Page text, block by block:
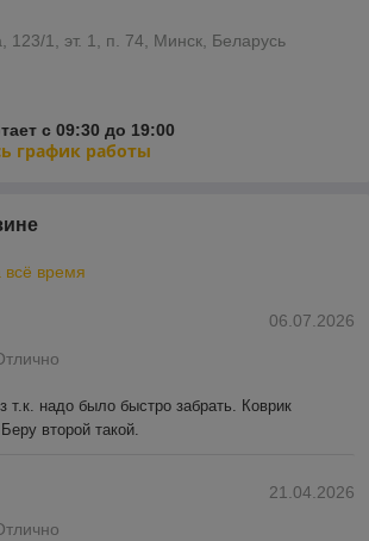
123/1, эт. 1, п. 74, Минск, Беларусь
с 09:30 до 19:00
график работы
всё время
06.07.2026
т.к. надо было быстро забрать. Коврик
второй такой.
21.04.2026